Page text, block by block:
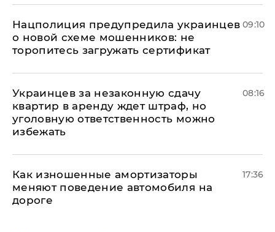
Нацполиция предупредила украинцев
о новой схеме мошенников: не
торопитесь загружать сертификат
09:10
Украинцев за незаконную сдачу
квартир в аренду ждет штраф, но
уголовную ответственность можно
избежать
08:16
Как изношенные амортизаторы
меняют поведение автомобиля на
дороге
17:36